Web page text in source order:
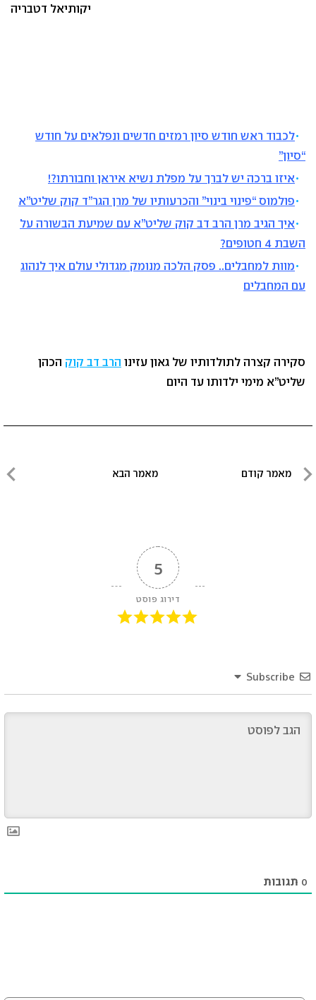
יקותיאל דטבריה
לכבוד ראש חודש סיון רמזים חדשים ונפלאים על חודש
“סיון”
איזו ברכה יש לברך על מפלת נשיא איראן וחבורתו?!
פולמוס “פינוי בינוי” והכרעותיו של מרן הגר”ד קוק שליט”א
איך הגיב מרן הרב דב קוק שליט”א עם שמיעת הבשורה על
השבת 4 חטופים?
מוות למחבלים.. פסק הלכה מנומק מגדולי עולם איך לנהוג
עם המחבלים
סקירה קצרה לתולדותיו של גאון עזינו הרב דב קוק הכהן
שליט”א מימי ילדותו עד היום
ניווט מאמר הבא מאמר קודם
5
דירוג פוסט
Subscribe
0 תגובות